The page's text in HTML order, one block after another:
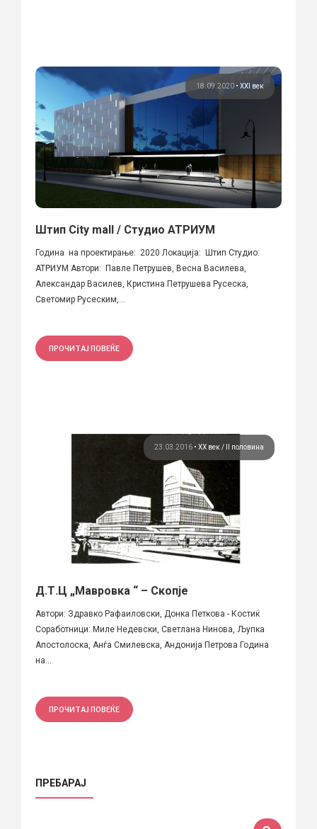
18.09.2020 • XXI век
Штип City mall / Студио АТРИУМ
Година на проектирање: 2020 Локација: Штип Студио:
АТРИУМ Автори: Павле Петрушев, Весна Василева,
Александар Василев, Кристина Петрушева Русеска,
Светомир Русеским,...
ПРОЧИТАЈ ПОВЕЌЕ
23.03.2016 • ХХ век / II половина
Д.Т.Ц „Мавровка “ – Скопје
Автори: Здравко Рафаиловски, Донка Петкова - Костиќ
Соработници: Миле Недевски, Светлана Нинова, Љупка
Апостолоска, Анѓа Смилевска, Андонија Петрова Година
на...
ПРОЧИТАЈ ПОВЕЌЕ
ПРЕБАРАЈ